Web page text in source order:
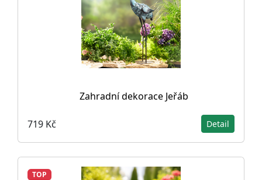
Zahradní dekorace Jeřáb
719 Kč Detail
TOP